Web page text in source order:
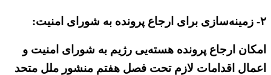
۲- زمینه‌سازی برای ارجاع پرونده به شورای امنیت:
امکان ارجاع پرونده هسته‌یی رژیم به شورای امنیت و
اعمال اقدامات لازم تحت فصل هفتم منشور ملل متحد